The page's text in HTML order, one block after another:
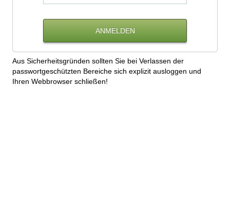
Aus Sicherheitsgründen sollten Sie bei Verlassen der
passwortgeschützten Bereiche sich explizit ausloggen und
Ihren Webbrowser schließen!